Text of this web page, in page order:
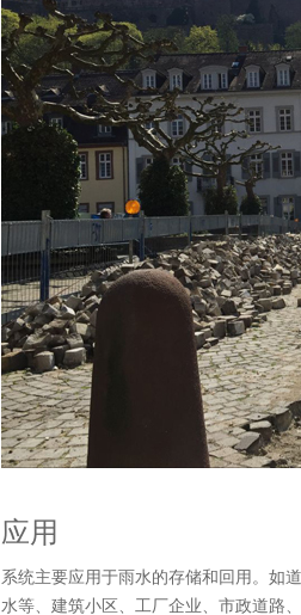
应用
系统主要应用于雨水的存储和回用。如
水等、建筑小区、工厂企业、市政道路